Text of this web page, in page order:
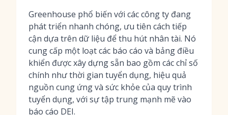
Greenhouse phổ biến với các công ty đang
phát triển nhanh chóng, ưu tiên cách tiếp
cận dựa trên dữ liệu để thu hút nhân tài. Nó
cung cấp một loạt các báo cáo và bảng điều
khiển được xây dựng sẵn bao gồm các chỉ số
chính như thời gian tuyển dụng, hiệu quả
nguồn cung ứng và sức khỏe của quy trình
tuyển dụng, với sự tập trung mạnh mẽ vào
báo cáo DEI.